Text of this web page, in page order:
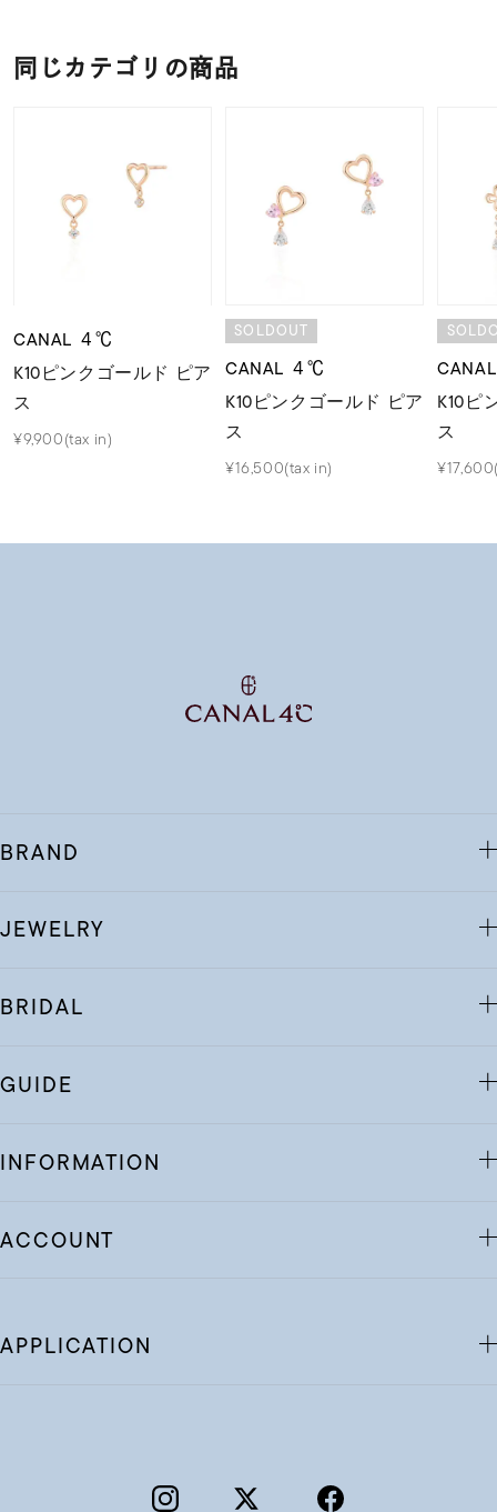
同じカテゴリの商品
CANAL ４℃
K10ピンクゴールド ピア
ス
¥9,900(tax in)
SOLDOUT
CANAL ４℃
K10ピンクゴールド ピア
ス
¥16,500(tax in)
K10ピ
ス
BRAND
JEWELRY
BRIDAL
GUIDE
INFORMATION
ACCOUNT
APPLICATION